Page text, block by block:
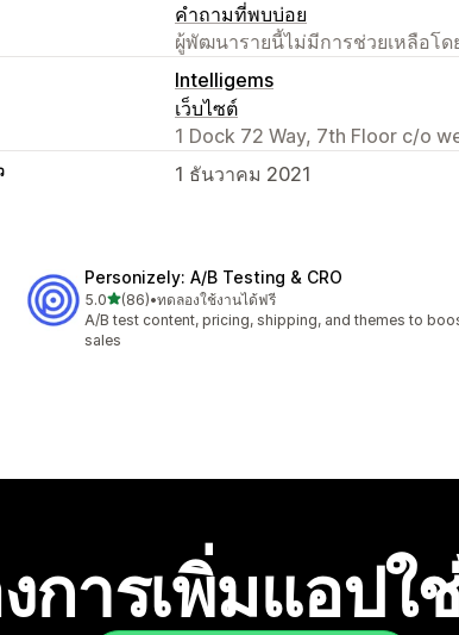
คำถามที่พบบ่อย
ผู้พัฒนารายนี้ไม่มีการช่วยเหลือโด
Intelligems
เว็บไซต์
1 Dock 72 Way, 7th Floor c/o
1 ธันวาคม 2021
Personizely: A/B Testing & CRO
5.0เต็ม 5 ดาว
(86)
ทั้งหมด 86 รีวิว
•ทดลองใช้งานได้ฟรี
A/B test content, pricing, shipping, and themes to
sales
การเพิ่มแอปใ